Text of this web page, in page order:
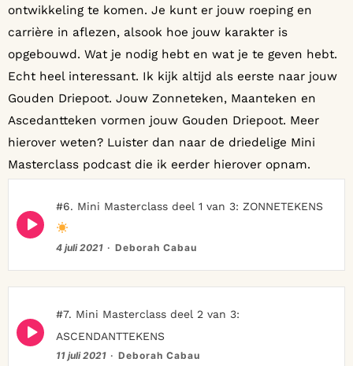
ontwikkeling te komen. Je kunt er jouw roeping en
carrière in aflezen, alsook hoe jouw karakter is
opgebouwd. Wat je nodig hebt en wat je te geven hebt.
Echt heel interessant. Ik kijk altijd als eerste naar jouw
Gouden Driepoot. Jouw Zonneteken, Maanteken en
Ascedantteken vormen jouw Gouden Driepoot. Meer
hierover weten? Luister dan naar de driedelige Mini
Masterclass podcast die ik eerder hierover opnam.
Episode
play
#6. Mini Masterclass deel 1 van 3: ZONNETEKENS
4 juli 2021 Deborah Cabau
Episode
play
#7. Mini Masterclass deel 2 van 3:
ASCENDANTTEKENS
11 juli 2021 Deborah Cabau